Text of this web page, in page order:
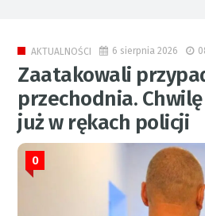
AKTUALNOŚCI 6 sierpnia 2026
Zaatakowali
przechodnia.
już w rękach policji
0